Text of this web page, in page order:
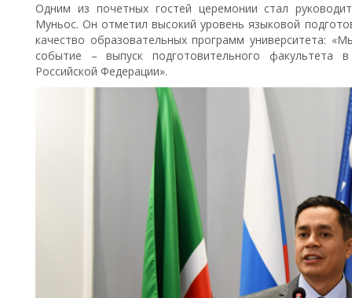
Одним из почетных гостей церемонии стал
Муньос. Он отметил высокий уровень языковой
качество образовательных программ университета:
событие – выпуск подготовительного факультета
Российской Федерации».